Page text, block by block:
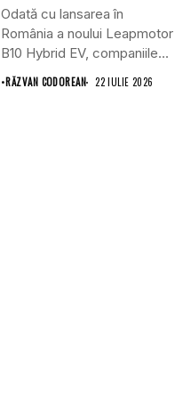
Odată cu lansarea în
România a noului Leapmotor
B10 Hybrid EV, companiile...
•RĂZVAN CODOREAN 22 IULIE 2026